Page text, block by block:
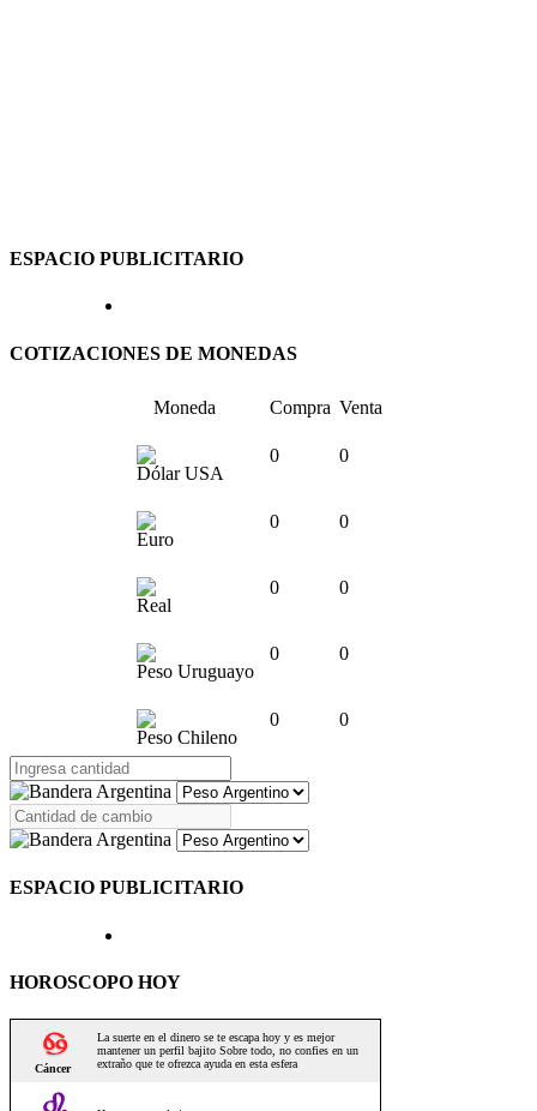
ESPACIO PUBLICITARIO
COTIZACIONES DE MONEDAS
Moneda Compra Venta
Dólar USA
0 0
Euro
0 0
Real
0 0
Peso Uruguayo
0 0
Peso Chileno
0 0
ESPACIO PUBLICITARIO
HOROSCOPO HOY